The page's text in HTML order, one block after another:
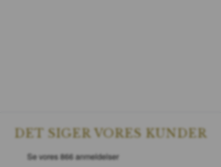
DET SIGER VORES KUNDER